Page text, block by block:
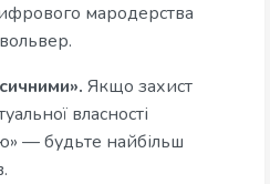
мародерства
Якщо захист
власності
— будьте найбільш